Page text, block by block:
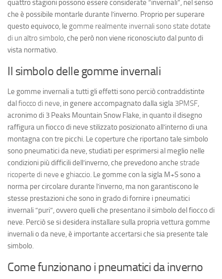
quattro stagioni possono essere considerate “invernali”, nel senso
che è possibile montarle durante l’inverno. Proprio per superare
questo equivoco, le gomme realmente invernali sono state dotate
di un altro simbolo, che però non viene riconosciuto dal punto di
vista normativo.
Il simbolo delle gomme invernali
Le gomme invernali a tutti gli effetti sono perciò contraddistinte
dalfiocco di neve, in genere accompagnato dalla sigla 3PMSF,
acronimo di 3 Peaks Mountain Snow Flake, in quanto il disegno
raffigura un fiocco di neve stilizzato posizionato all’interno di una
montagna con tre picchi. Le coperture che riportano tale simbolo
sono pneumatici da neve, studiati per esprimersi al meglio nelle
condizioni più difficili dell’inverno, che prevedono anche strade
ricoperte di neve e ghiaccio. Le gomme con la sigla M+S sono a
norma per circolare durante l’inverno, ma non garantiscono le
stesse prestazioni che sono in grado di fornire i pneumatici
invernali “puri”, ovvero quelli che presentano il simbolo del fiocco di
neve. Perciò se si desidera installare sulla propria vettura gomme
invernali o da neve, è importante accertarsi che sia presente tale
simbolo.
Come funzionano i pneumatici da inverno